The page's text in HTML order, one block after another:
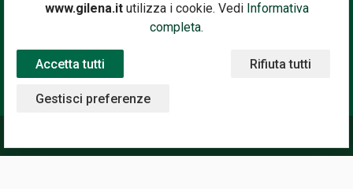
www.gilena.itutilizza i cookie. Vedi Informativa
completa.
Accetta tutti Rifiuta tutti
Gestisci preferenze
Iscriviti subito alla nostra newsletter. Riceverai prima di tutti le
novità, le offerte, i prossimi eventi...
Indirizzo Email
Iscriviti